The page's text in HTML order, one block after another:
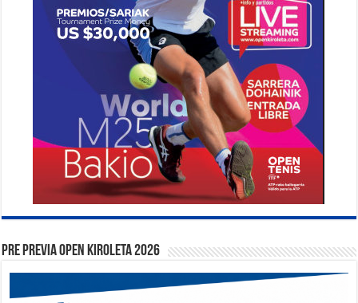
PRE PREVIA OPEN KIROLETA 2026